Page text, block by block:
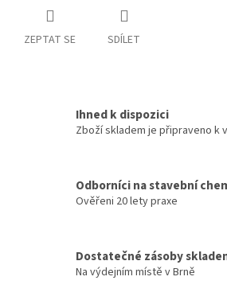
ZEPTAT SE SDÍLET
Ihned k dispozici
Zboží skladem je připraveno k
Odborníci na stavební
Ověřeni 20 lety praxe
Dostatečné zásoby
Na výdejním místě v Brně